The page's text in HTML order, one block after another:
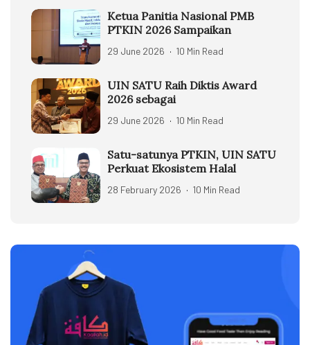
Ketua Panitia Nasional PMB
PTKIN 2026 Sampaikan
29 June 2026 10 Min Read
UIN SATU Raih Diktis Award
2026 sebagai
29 June 2026 10 Min Read
Satu-satunya PTKIN, UIN SATU
Perkuat Ekosistem Halal
28 February 2026 10 Min Read